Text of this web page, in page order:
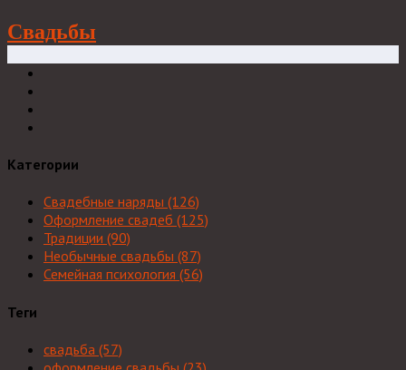
Свадьбы
Категории
Свадебные наряды (126)
Оформление свадеб (125)
Традиции (90)
Необычные свадьбы (87)
Семейная психология (56)
Теги
свадьба (57)